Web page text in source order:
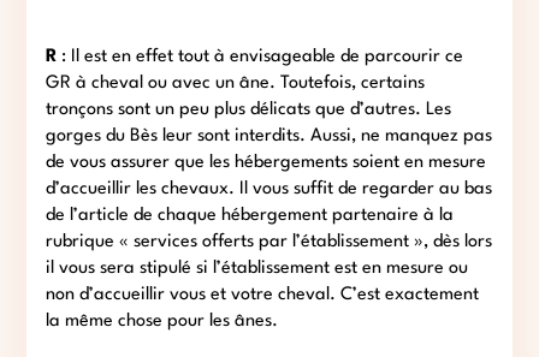
R : Il est en effet tout à envisageable de parcourir ce
GR à cheval ou avec un âne. Toutefois, certains
tronçons sont un peu plus délicats que d’autres. Les
gorges du Bès leur sont interdits. Aussi, ne manquez pas
de vous assurer que les hébergements soient en mesure
d’accueillir les chevaux. Il vous suffit de regarder au bas
de l’article de chaque hébergement partenaire à la
rubrique « services offerts par l’établissement », dès lors
il vous sera stipulé si l’établissement est en mesure ou
non d’accueillir vous et votre cheval. C’est exactement
la même chose pour les ânes.